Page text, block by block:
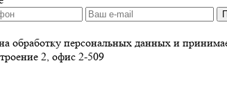
обработку персональных данных и
2, офис 2-509